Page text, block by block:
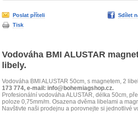
Poslat příteli
Sdílet
Tisk
Vodováha BMI ALUSTAR
libely.
Vodováha BMI ALUSTAR 50cm, s magnetem, 2
173 774, e-mail: info@bohemiagshop.cz.
Profesionální vodováha ALUSTAR, délka 50cm,
poloze 0,75mm/m. Osazena dvěma libelami a
Navštivte naši prodejnu a porovnejte si jednotlivé